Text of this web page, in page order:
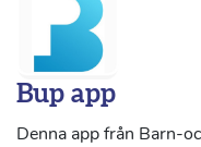
Bup app
Denna app från Barn-